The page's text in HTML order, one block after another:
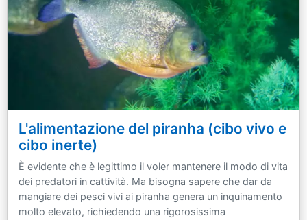
L'alimentazione del piranha (cibo vivo e
cibo inerte)
È evidente che è legittimo il voler mantenere il modo di vita
dei predatori in cattività. Ma bisogna sapere che dar da
mangiare dei pesci vivi ai piranha genera un inquinamento
molto elevato, richiedendo una rigorosissima